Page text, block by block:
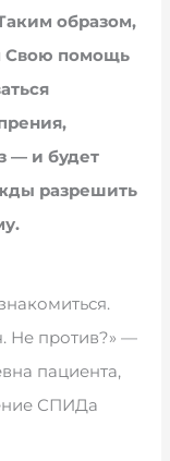
образом,
Свою помощь
— и будет
разрешить
Не против?» —
пациента,
СПИДа